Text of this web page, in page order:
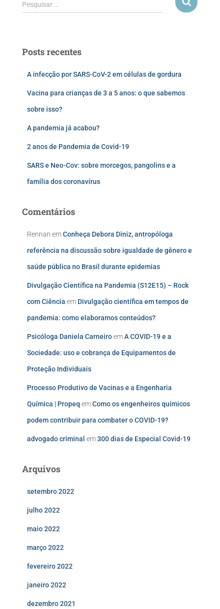
Pesquisar …
Posts recentes
A infecção por SARS-CoV-2 em células de gordura
Vacina para crianças de 3 a 5 anos: o que sabemos
sobre isso?
A pandemia já acabou?
2 anos de Pandemia de Covid-19
SARS e Neo-Cov: sobre morcegos, pangolins e a
família dos coronavírus
Comentários
Rennan emConheça Debora Diniz, antropóloga
referência na discussão sobre igualdade de gênero e
saúde pública no Brasil durante epidemias
Divulgação Científica na Pandemia (S12E15) – Rock
com Ciência em Divulgação científica em tempos de
pandemia: como elaboramos conteúdos?
Psicóloga Daniela CarneiroemA COVID-19 e a
Sociedade: uso e cobrança de Equipamentos de
Proteção Individuais
Processo Produtivo de Vacinas e a Engenharia
Química | Propeq emComo os engenheiros químicos
podem contribuir para combater o COVID-19?
advogado criminal em300 dias de Especial Covid-19
Arquivos
setembro 2022
julho 2022
maio 2022
março 2022
fevereiro 2022
janeiro 2022
dezembro 2021